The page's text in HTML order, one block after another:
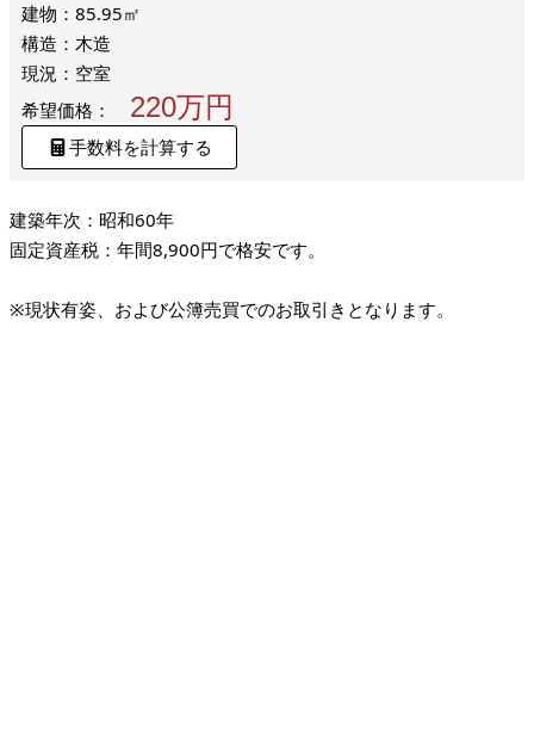
建物：85.95㎡
構造：木造
現況：空室
希望価格：
220万円
手数料を計算する
建築年次：昭和60年
固定資産税：年間8,900円で格安です。
※現状有姿、および公簿売買でのお取引きとなります。